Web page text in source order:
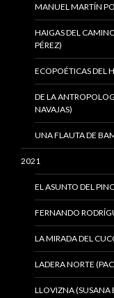
MANUEL MARTÍN
HAIGAS DEL
PÉREZ)
ECOPOÉTICAS DEL
DE LA
NAVAJAS)
UNA FLAUTA DE
2021
EL ASUNTO DEL
FERNANDO
LA MIRADA DEL
LADERA NORTE
LLOVIZNA (SUSANA